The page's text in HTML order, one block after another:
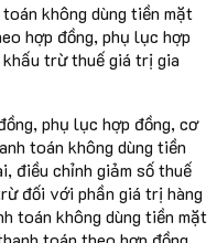
không dùng tiền mặt
hợp đồng, phụ lục hợp
trừ thuế giá trị gia
phụ lục hợp đồng, cơ
toán không dùng tiền
điều chỉnh giảm số thuế
đối với phần giá trị hàng
toán không dùng tiền mặt